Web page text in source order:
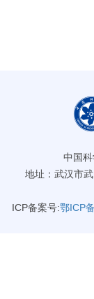
中国
地址：武汉市
ICP备案号:鄂ICP